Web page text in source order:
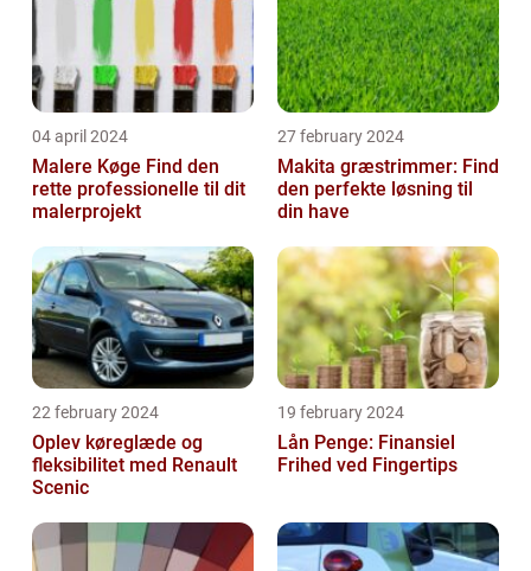
04 april 2024
Malere Køge Find den
rette professionelle til dit
malerprojekt
27 february 2024
Makita græstrimmer: Find
den perfekte løsning til
din have
22 february 2024
Oplev køreglæde og
fleksibilitet med Renault
Scenic
19 february 2024
Lån Penge: Finansiel
Frihed ved Fingertips